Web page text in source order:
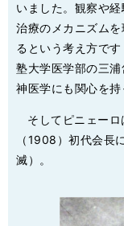
いました。観察や
治療のメカニズム
るという考え方で
塾大学医学部の三
神医学にも関心を持
そしてピニェー
（1908）初代会長
滅）。